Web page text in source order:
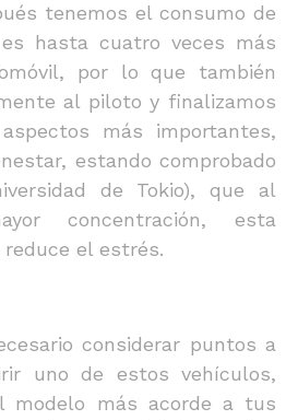
tenemos el consumo de
hasta cuatro veces más
por lo que también
al piloto y finalizamos
más importantes,
estando comprobado
de Tokio), que al
concentración, esta
el estrés.
considerar puntos a
uno de estos vehículos,
modelo más acorde a tus